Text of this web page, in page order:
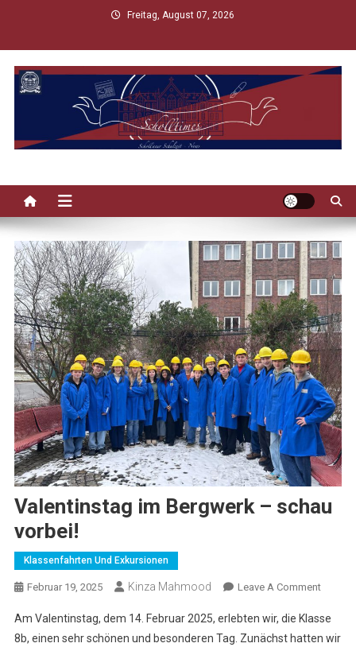
content
Freitag, August 07, 2026
Valentinstag im Bergwerk – schau
vorbei!
Klassenfahrten Und Exkursionen
Februar 19, 2025 Kinza Mahmood Leave A CommentOn
Im
Am Valentinstag, dem 14. Februar 2025, erlebten wir, die Klasse
8b, einen sehr schönen und besonderen Tag. Zunächst hatten wir